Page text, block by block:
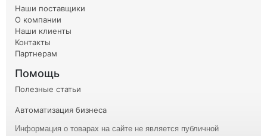
Наши поставщики
О компании
Наши клиенты
Контакты
Партнерам
Помощь
Полезные статьи
Автоматизация бизнеса
Информация о товарах на сайте не является публичной